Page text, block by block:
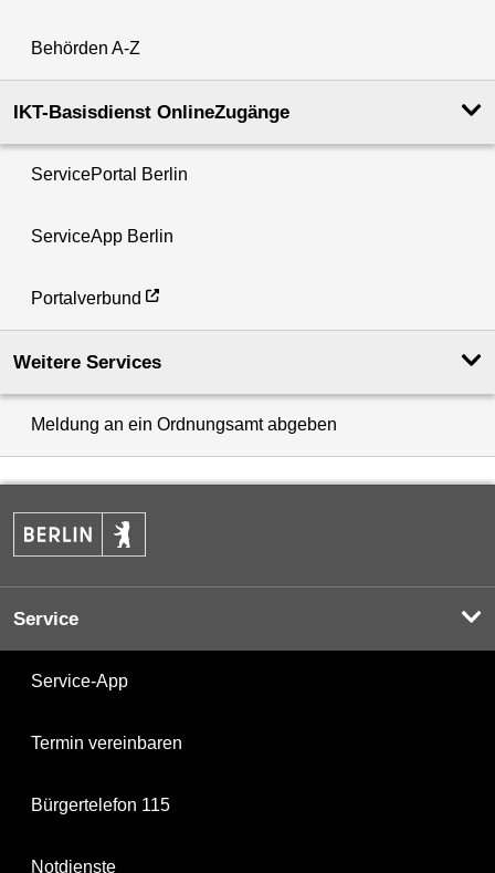
Behörden A-Z
IKT-Basisdienst OnlineZugänge
ServicePortal Berlin
ServiceApp Berlin
Portalverbund
Weitere Services
Meldung an ein Ordnungsamt abgeben
Service
Service-App
Termin vereinbaren
Bürgertelefon 115
Notdienste